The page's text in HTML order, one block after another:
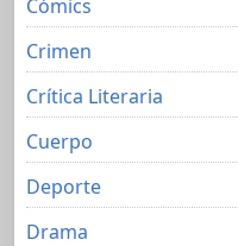
Cómics
Crimen
Crítica Literaria
Cuerpo
Deporte
Drama